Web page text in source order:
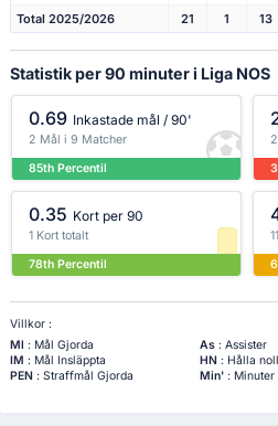
Total 2025/2026 21 1 13
Statistik per 90 minuter i Liga NOS
0.69 Inkastade mål / 90'
2 Mål i 9 Matcher
85th Percentil
0.35 Kort per 90
1 Kort totalt
78th Percentil
Villkor :
Ml : Mål Gjorda As: Assister
IM : Mål Insläppta HN: Hålla
PEN: Straffmål Gjorda Min': Minuter